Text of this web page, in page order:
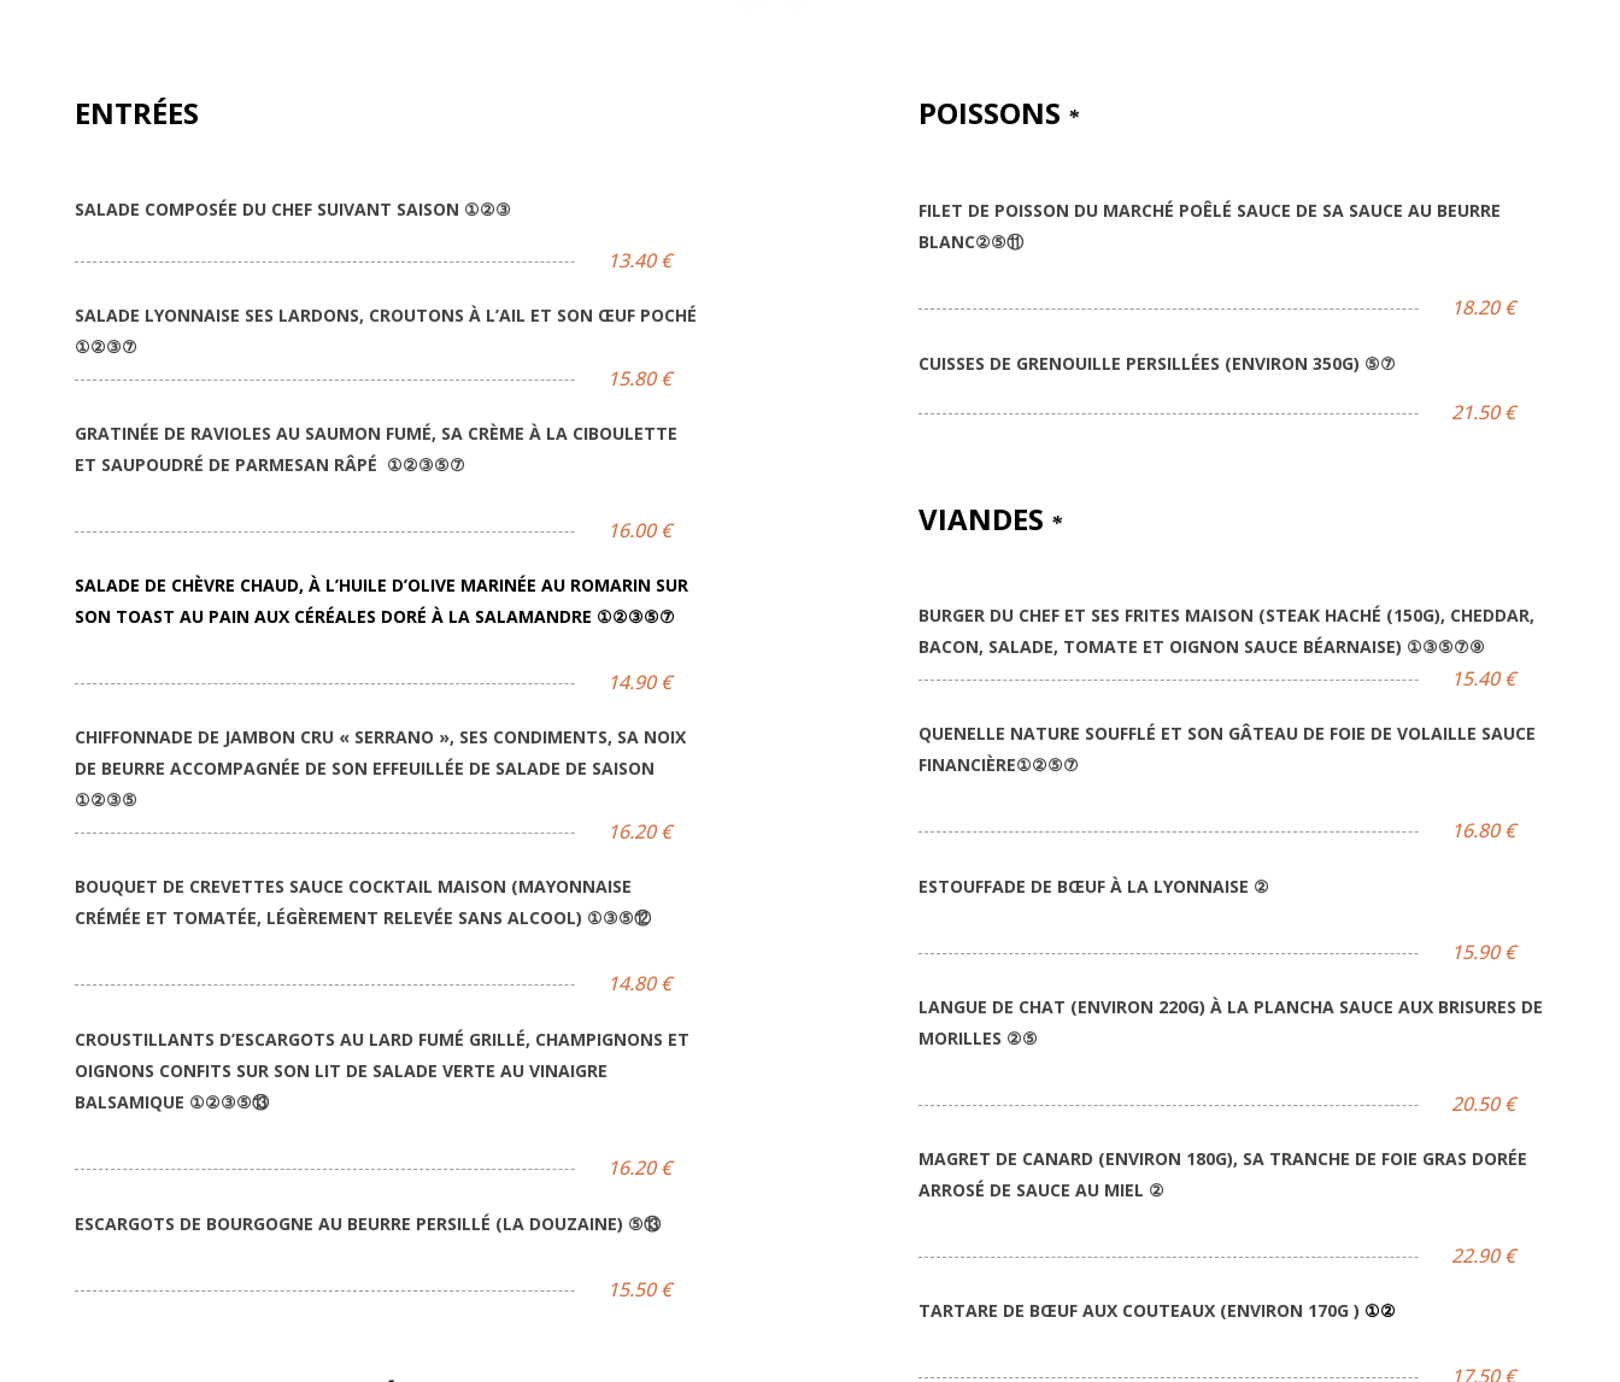
ENTRÉES
SALADE COMPOSÉE DU CHEF SUIVANT SAISON ①②③
13.40 €
SALADE LYONNAISE SES LARDONS, CROUTONS À L’AIL ET SON ŒUF POCHÉ
①②③⑦
15.80 €
GRATINÉE DE RAVIOLES AU SAUMON FUMÉ, SA CRÈME À LA CIBOULETTE
ET SAUPOUDRÉ DE PARMESAN RÂPÉ ①②③⑤⑦
16.00 €
SALADE DE CHÈVRE CHAUD, À L’HUILE D’OLIVE MARINÉE AU ROMARIN SUR
SON TOAST AU PAIN AUX CÉRÉALES DORÉ À LA SALAMANDRE ①②③⑤⑦
14.90 €
CHIFFONNADE DE JAMBON CRU « SERRANO », SES CONDIMENTS, SA NOIX
DE BEURRE ACCOMPAGNÉE DE SON EFFEUILLÉE DE SALADE DE SAISON
①②③⑤
16.20 €
BOUQUET DE CREVETTES SAUCE COCKTAIL MAISON (MAYONNAISE
CRÉMÉE ET TOMATÉE, LÉGÈREMENT RELEVÉE SANS ALCOOL) ①③⑤⑫
14.80 €
CROUSTILLANTS D’ESCARGOTS AU LARD FUMÉ GRILLÉ, CHAMPIGNONS ET
OIGNONS CONFITS SUR SON LIT DE SALADE VERTE AU VINAIGRE
BALSAMIQUE ①②③⑤⑬
16.20 €
ESCARGOTS DE BOURGOGNE AU BEURRE PERSILLÉ (LA DOUZAINE) ⑤⑬
15.50 €
POISSONS *
FILET DE POISSON DU MARCHÉ POÊLÉ SAUCE DE SA SAUCE AU BEURRE
BLANC②⑤⑪
18.20 €
CUISSES DE GRENOUILLE PERSILLÉES (ENVIRON 350G) ⑤⑦
21.50 €
VIANDES *
BURGER DU CHEF ET SES FRITES MAISON (STEAK HACHÉ (150G), CHEDDAR,
BACON, SALADE, TOMATE ET OIGNON SAUCE BÉARNAISE) ①③⑤⑦⑨
15.40 €
QUENELLE NATURE SOUFFLÉ ET SON GÂTEAU DE FOIE DE VOLAILLE SAUCE
FINANCIÈRE①②⑤⑦
16.80 €
ESTOUFFADE DE BŒUF À LA LYONNAISE ②
15.90 €
LANGUE DE CHAT (ENVIRON 220G) À LA PLANCHA SAUCE AUX BRISURES DE
MORILLES ②⑤
20.50 €
MAGRET DE CANARD (ENVIRON 180G), SA TRANCHE DE FOIE GRAS DORÉE
ARROSÉ DE SAUCE AU MIEL ②
22.90 €
TARTARE DE BŒUF AUX COUTEAUX (ENVIRON 170G ) ①②
17.50 €